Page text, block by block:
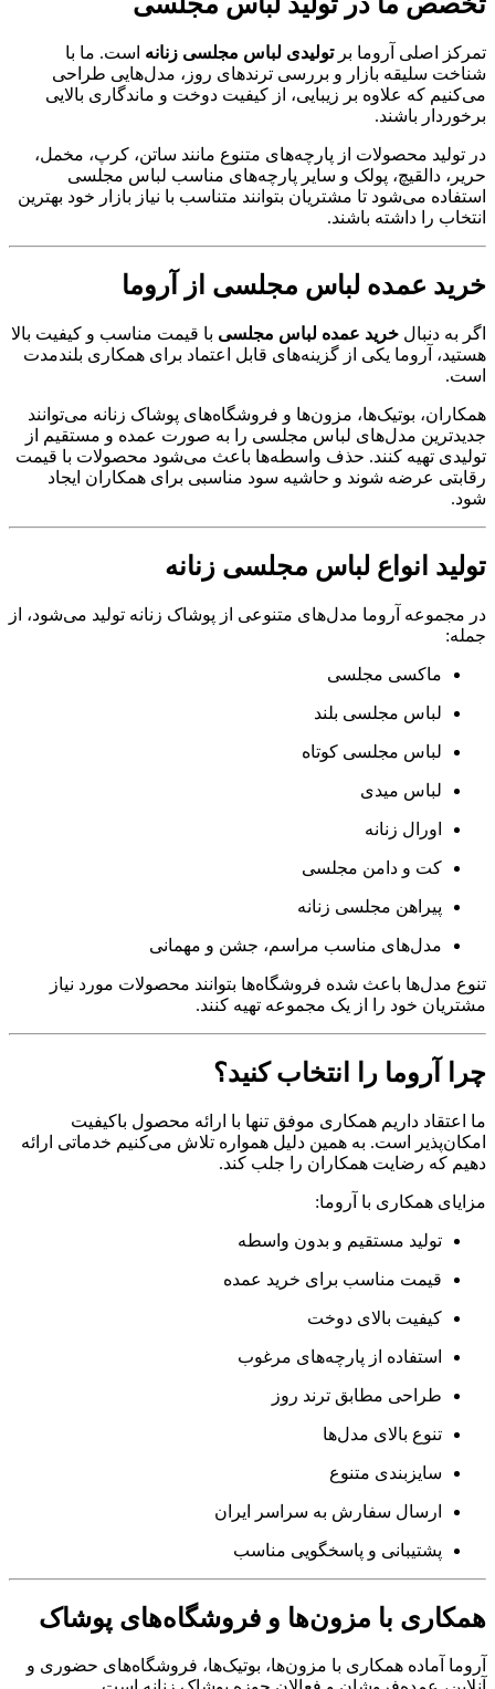
تمرکز اصلی آروما برتولیدی لباس مجلسی زنانه است. ما با
شناخت سلیقه بازار و بررسی ترندهای روز، مدل‌هایی طراحی
می‌کنیم که علاوه بر زیبایی، از کیفیت دوخت و ماندگاری بالایی
برخوردار باشند.
در تولید محصولات از پارچه‌های متنوع مانند ساتن، کرپ، مخمل،
حریر، دالقیچ، پولک و سایر پارچه‌های مناسب لباس مجلسی
استفاده می‌شود تا مشتریان بتوانند متناسب با نیاز بازار خود بهترین
انتخاب را داشته باشند.
خرید عمده لباس مجلسی از آروما
اگر به دنبال خرید عمده لباس مجلسی با قیمت مناسب و کیفیت بالا
هستید، آروما یکی از گزینه‌های قابل اعتماد برای همکاری بلندمدت
است.
همکاران، بوتیک‌ها، مزون‌ها و فروشگاه‌های پوشاک زنانه می‌توانند
جدیدترین مدل‌های لباس مجلسی را به صورت عمده و مستقیم از
تولیدی تهیه کنند. حذف واسطه‌ها باعث می‌شود محصولات با قیمت
رقابتی عرضه شوند و حاشیه سود مناسبی برای همکاران ایجاد
شود.
تولید انواع لباس مجلسی زنانه
در مجموعه آروما مدل‌های متنوعی از پوشاک زنانه تولید می‌شود، از
جمله:
ماکسی مجلسی
لباس مجلسی بلند
لباس مجلسی کوتاه
لباس میدی
اورال زنانه
کت و دامن مجلسی
پیراهن مجلسی زنانه
مدل‌های مناسب مراسم، جشن و مهمانی
تنوع مدل‌ها باعث شده فروشگاه‌ها بتوانند محصولات مورد نیاز
مشتریان خود را از یک مجموعه تهیه کنند.
چرا آروما را انتخاب کنید؟
ما اعتقاد داریم همکاری موفق تنها با ارائه محصول باکیفیت
امکان‌پذیر است. به همین دلیل همواره تلاش می‌کنیم خدماتی ارائه
دهیم که رضایت همکاران را جلب کند.
مزایای همکاری با آروما:
تولید مستقیم و بدون واسطه
قیمت مناسب برای خرید عمده
کیفیت بالای دوخت
استفاده از پارچه‌های مرغوب
طراحی مطابق ترند روز
تنوع بالای مدل‌ها
سایزبندی متنوع
ارسال سفارش به سراسر ایران
پشتیبانی و پاسخگویی مناسب
همکاری با مزون‌ها و فروشگاه‌های پوشاک
آروما آماده همکاری با مزون‌ها، بوتیک‌ها، فروشگاه‌های حضوری و